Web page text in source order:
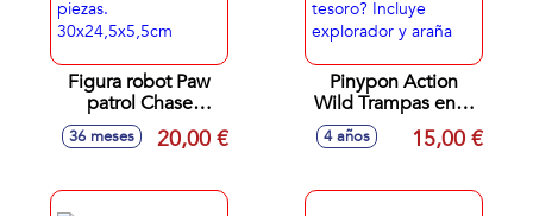
Figura robot Paw
patrol Chase
construye tu
mascota con más
30x24,5x5,5cm
36 meses 20,00 €
Pinypon Action
Wild Trampas en la
Pirámide
¿encontrarás el
explorador y araña
4 años 15,00 €